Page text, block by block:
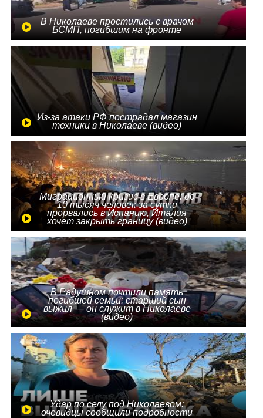
В Николаеве простились с врачом
БСМП, погибшим на фронте
Из-за атаки РФ пострадал магазин
техники в Николаеве (видео)
Миграционный кризис в Европе: до
10 тысяч человек за сутки
прорвались в Испанию, Италия
хочет закрыть границу (видео)
В Радушном почтили память
погибшей семьи: старший сын
выжил — он служит в Николаеве
(видео)
Удар по селу под Николаевом:
очевидцы сообщили подробности